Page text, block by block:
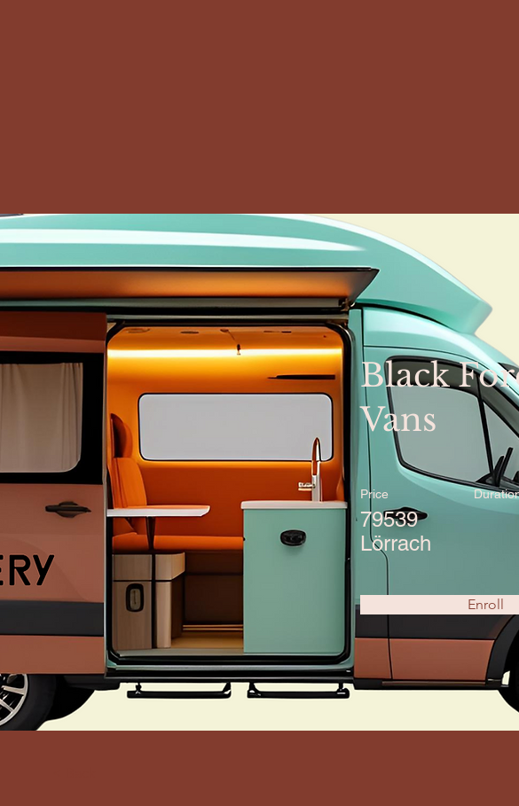
Black
Vans
Price
79539
Lörrach
Enroll